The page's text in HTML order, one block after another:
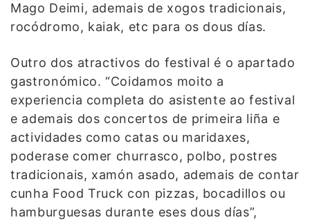
Mago Deimi, ademais de xogos tradicionais,
rocódromo, kaiak, etc para os dous días.
Outro dos atractivos do festival é o apartado
gastronómico. “Coidamos moito a
experiencia completa do asistente ao festival
e ademais dos concertos de primeira liña e
actividades como catas ou maridaxes,
poderase comer churrasco, polbo, postres
tradicionais, xamón asado, ademais de contar
cunha Food Truck con pizzas, bocadillos ou
hamburguesas durante eses dous días”,